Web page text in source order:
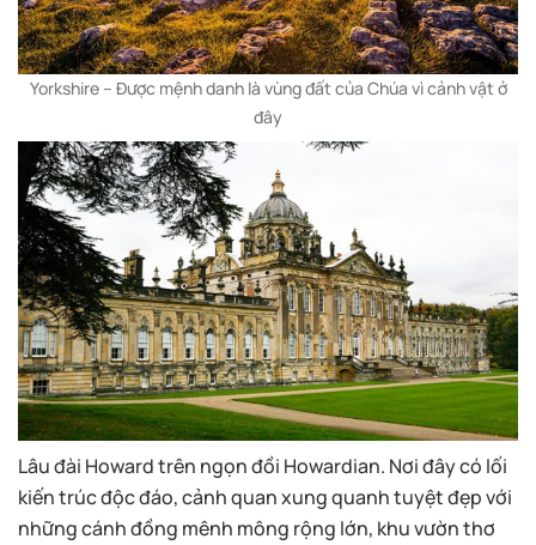
Yorkshire – Được mệnh danh là vùng đất của Chúa vì cảnh vật ở
đây
Lâu đài Howard trên ngọn đồi Howardian. Nơi đây có lối
kiến trúc độc đáo, cảnh quan xung quanh tuyệt đẹp với
những cánh đồng mênh mông rộng lớn, khu vườn thơ